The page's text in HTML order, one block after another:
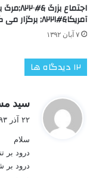
اجتماع بزرگ
آمریکا&#۸۲۲۱; برگزار می کند
۷ آبان ۱۳۹۲
‫۱۲ دیدگاه ها
سید
۲۲ آذر ۱۳۹۳ در ۶:۳۴ ب٫ظ
سلام
درود بر
درود